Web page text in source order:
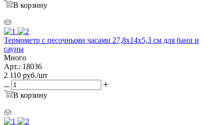
В корзину
Термометр с песочными часами 27,8х14х5,3 см для бани и
сауны
Много
Арт.: 18036
2 110 руб./шт
В корзину